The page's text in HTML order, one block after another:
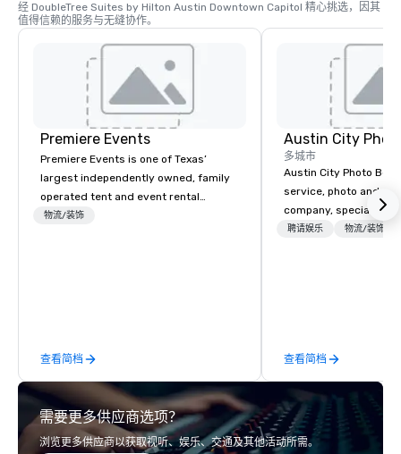
经 DoubleTree Suites by Hilton Austin Downtown Capitol 精心挑选，因其
值得信赖的服务与无缝协作。
Premiere Events
Premiere Events is one of Texas’
largest independently owned, family
operated tent and event rental
companies. With 4 ideally located
Premiere showrooms, filled with
exciting rental selections, brimming
with Texas Hospitality. We invite you to
virtually visit one or all of our 4
locations and to be our guest, at the
物流/装饰
查看简档
Austin City
多城市
Austin City Photo
service, photo and
company, specializing
of all occasions
to be memorable as
measurable. Digital
mementos, your
walk away with a
last a lifetime.
聘请娱乐 物流/装饰
查看简档
需要更多供应商选项？
浏览更多供应商以获取视听、娱乐、交通及其他活动所需。